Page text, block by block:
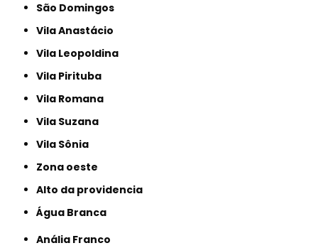
São Domingos
Vila Anastácio
Vila Leopoldina
Vila Pirituba
Vila Romana
Vila Suzana
Vila Sônia
Zona oeste
alto da providencia
Água Branca
Anália Franco